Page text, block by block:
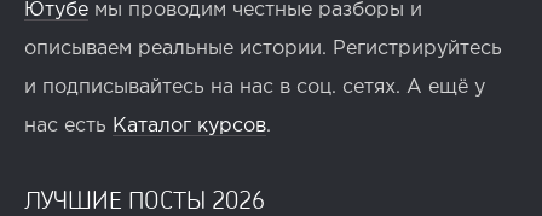
Ютубе мы проводим честные разборы и
описываем реальные истории. Регистрируйтесь
и подписывайтесь на нас в соц. сетях. А ещё у
нас есть Каталог курсов.
ЛУЧШИЕ ПОСТЫ 2026